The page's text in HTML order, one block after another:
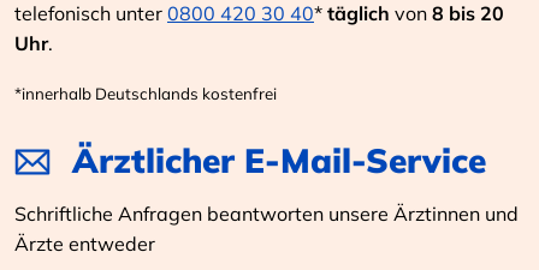
telefonisch unter 0800 420 30 40* täglich von 8 bis 20
Uhr.
*innerhalb Deutschlands kostenfrei
Ärztlicher E-Mail-Service
Schriftliche Anfragen beantworten unsere Ärztinnen und
Ärzte entweder